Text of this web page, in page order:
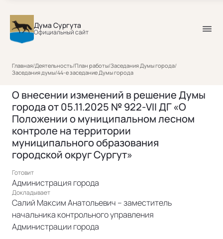
Дума Сургута
Официальный сайт
Главная/Деятельность/План работы/Заседания Думы города/
Заседания думы/44-е заседание Думы города
О внесении изменений в решение Думы
города от 05.11.2025 № 922-VII ДГ «О
Положении о муниципальном лесном
контроле на территории
муниципального образования
городской округ Сургут»
Готовит
Администрация города
Докладывает
Салий Максим Анатольевич – заместитель
начальника контрольного управления
Администрации города